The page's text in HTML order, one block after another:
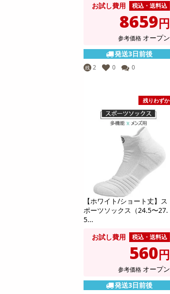
お試し費用
税込・送料込
8659円
参考価格 オープン
発送3日前後
残 2 0 0
残りわずか
【ホワイト/ショート丈】ス
ポーツソックス（24.5〜27.
5...
お試し費用
税込・送料込
560円
参考価格 オープン
発送3日前後